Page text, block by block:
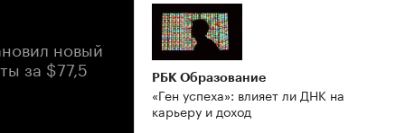
новый
за $77,5 РБК Образование
«Ген успеха»: влияет ли ДНК на
карьеру и доход